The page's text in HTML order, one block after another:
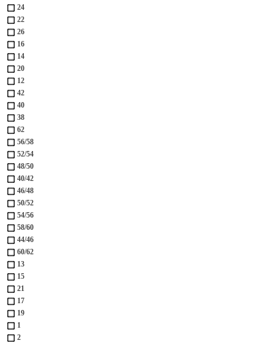
24
22
26
16
14
20
12
42
40
38
62
56/58
52/54
48/50
40/42
46/48
50/52
54/56
58/60
44/46
60/62
13
15
21
17
19
1
2